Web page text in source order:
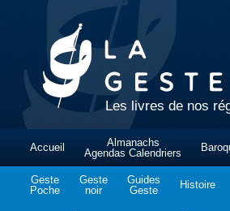
Les livres de nos
Accueil
Almanachs
Agendas Calendriers
Geste
Poche
Geste
noir
Guides
Geste
Histoire